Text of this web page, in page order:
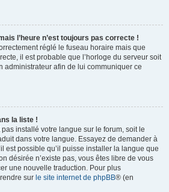
l’heure n’est toujours pas correcte !
réglé le fuseau horaire mais que
il est probable que l’horloge du serveur soit
administrateur afin de lui communiquer ce
la liste !
installé votre langue sur le forum, soit le
dans votre langue. Essayez de demander à
est possible qu’il puisse installer la langue que
désirée n’existe pas, vous êtes libre de vous
une nouvelle traduction. Pour plus
sur le site internet de phpBB® (en